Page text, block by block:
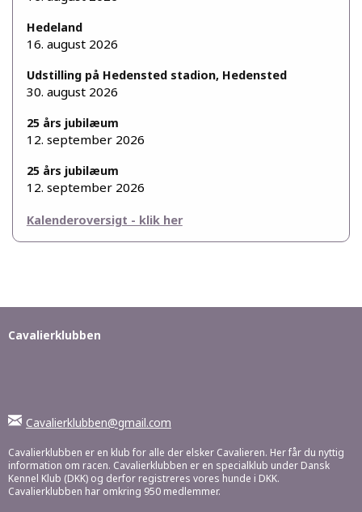
Hedeland
16. august 2026
Udstilling på Hedensted stadion, Hedensted
30. august 2026
25 års jubilæum
12. september 2026
25 års jubilæum
12. september 2026
Kalenderoversigt - klik her
Cavalierklubben
Cavalierklubben@gmail.com
Cavalierklubben er en klub for alle der elsker Cavalieren. Her får du nyttig
information om racen. Cavalierklubben er en specialklub under Dansk
Kennel Klub (DKK) og derfor registreres vores hunde i DKK.
Cavalierklubben har omkring 950 medlemmer.